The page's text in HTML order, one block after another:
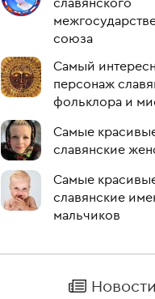
союза
Самый
персонаж
фольклора и
Самые
славянские
Самые
славянские
мальчиков
Новости